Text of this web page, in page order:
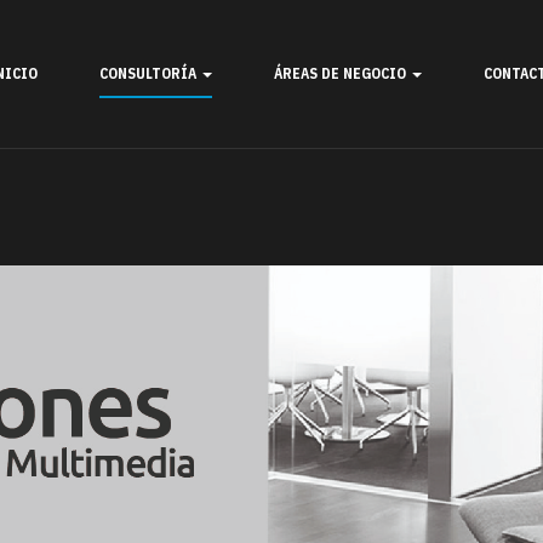
CONSULTORÍA ÁREAS DE NEGOCIO